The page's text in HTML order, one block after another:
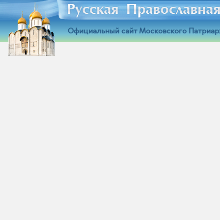
Официальный сайт Московского